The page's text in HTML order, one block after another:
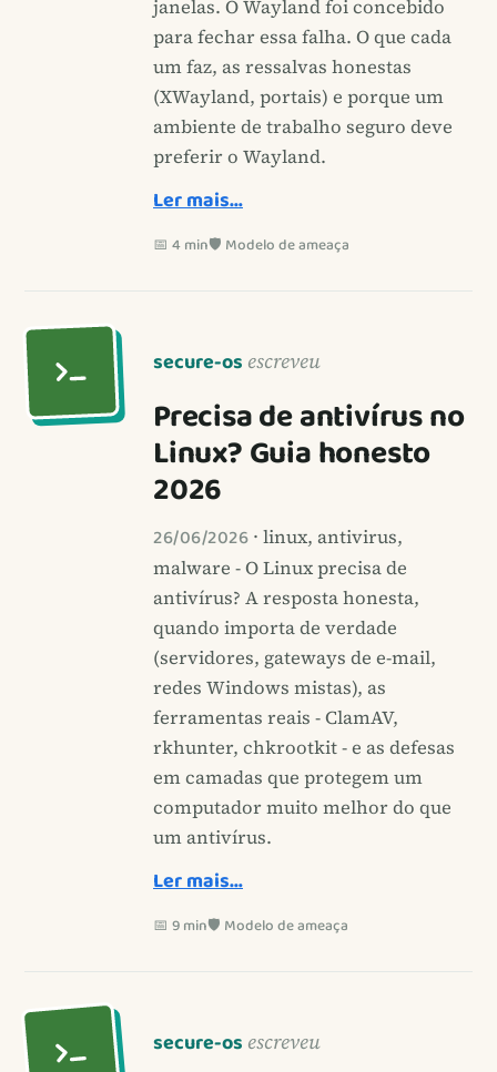
janelas. O Wayland foi concebido
para fechar essa falha. O que cada
um faz, as ressalvas honestas
(XWayland, portais) e porque um
ambiente de trabalho seguro deve
preferir o Wayland.
Ler mais…
📅 4 min🛡️ Modelo de ameaça
secure-os escreveu
Precisa de antivírus no
Linux? Guia honesto
2026
26/06/2026 · linux, antivirus,
malware - O Linux precisa de
antivírus? A resposta honesta,
quando importa de verdade
(servidores, gateways de e-mail,
redes Windows mistas), as
ferramentas reais - ClamAV,
rkhunter, chkrootkit - e as defesas
em camadas que protegem um
computador muito melhor do que
um antivírus.
Ler mais…
📅 9 min🛡️ Modelo de ameaça
secure-os escreveu